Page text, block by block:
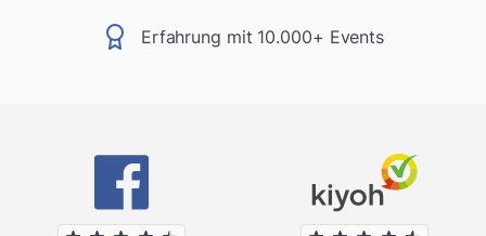
Erfahrung mit 10.000+ Events